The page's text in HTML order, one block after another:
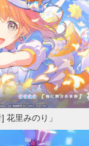
里みのり」